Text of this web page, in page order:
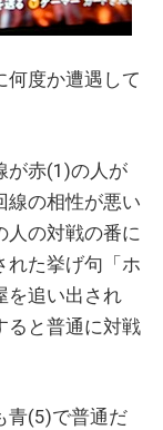
何度か遭遇して
が赤(1)の人が
線の相性が悪い
人の対戦の番に
れた挙げ句「ホ
を追い出され
ると普通に対戦
青(5)で普通だ